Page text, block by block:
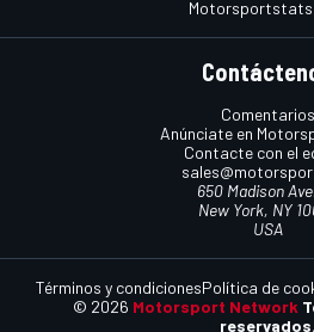
Comentarios
Anúnciate en
Contacte con el
650 Madison
New York, NY
USA
© 2026 Motorsport Network
reservados.
Términos y condicionesPolítica de